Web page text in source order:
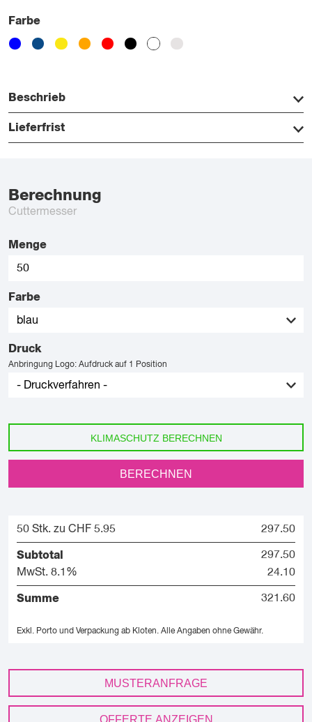
Farbe
Beschrieb
Lieferfrist
Berechnung
Cuttermesser
Menge
Farbe
Druck
Anbringung Logo: Aufdruck auf 1 Position
KLIMASCHUTZ BERECHNEN
BERECHNEN
50 Stk. zu CHF 5.95 297.50
Subtotal
297.50
MwSt. 8.1%
24.10
Summe 321.60
Exkl. Porto und Verpackung ab Kloten. Alle Angaben ohne Gewähr.
MUSTERANFRAGE